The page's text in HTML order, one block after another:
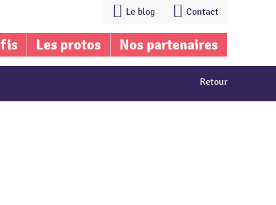
Le blog Contact
Les protos Nos partenaires
Retour